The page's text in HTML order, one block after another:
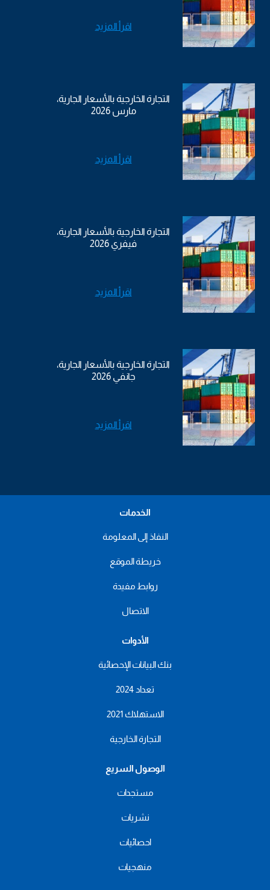
اقرأ المزيد
التجارة الخارجية بالأسعار الجارية،
مارس 2026
اقرأ المزيد
التجارة الخارجية بالأسعار الجارية،
فيفري 2026
اقرأ المزيد
التجارة الخارجية بالأسعار الجارية،
جانفي 2026
اقرأ المزيد
الخدمات
النفاذ إلى المعلومة
خريطة الموقع
روابط مفيدة
الاتصال
الأدوات
بنك البيانات الإحصائية
تعداد 2024
الاستهلاك 2021
التجارة الخارجية
الوصول السريع
مستجدات
نشريات
احصائيات
منهجيات